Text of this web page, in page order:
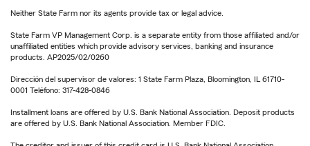
Neither State Farm nor its agents provide tax or legal advice.
State Farm VP Management Corp. is a separate entity from those affiliated and/or
unaffiliated entities which provide advisory services, banking and insurance
products. AP2025/02/0260
Dirección del supervisor de valores: 1 State Farm Plaza, Bloomington, IL 61710-
0001 Teléfono: 317-428-0846
Installment loans are offered by U.S. Bank National Association. Deposit products
are offered by U.S. Bank National Association. Member FDIC.